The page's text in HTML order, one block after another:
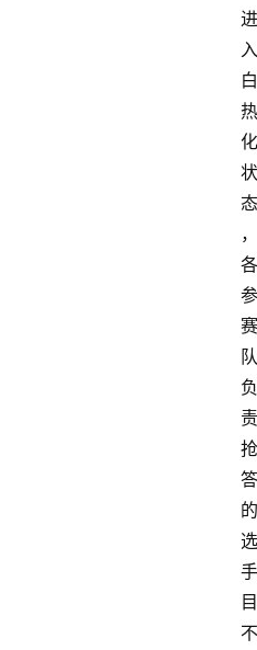
进
入
白
热
化
状
态
，
各
参
赛
队
负
责
抢
答
的
选
手
目
不